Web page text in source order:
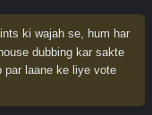
ki wajah se, hum har
dubbing kar sakte
par laane ke liye vote